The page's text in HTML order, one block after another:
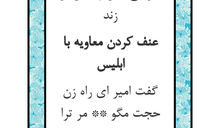
زند
عنف کردن معاویه با
ابلیس‏
گفت امیر ای راه زن
حجت مگو ** مر ترا